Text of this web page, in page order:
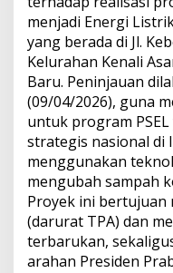
i
P
e
n
g
o
l
h
a
n
S
a
m
p
a
menjadi Energi
yang berada di Jl.
Kelurahan Kenali
Baru. Peninjauan
(09/04/2026), guna
untuk program
strategis nasional di
menggunakan
mengubah sampah
Proyek ini bertujuan
(darurat TPA) dan
terbarukan,
arahan Presiden